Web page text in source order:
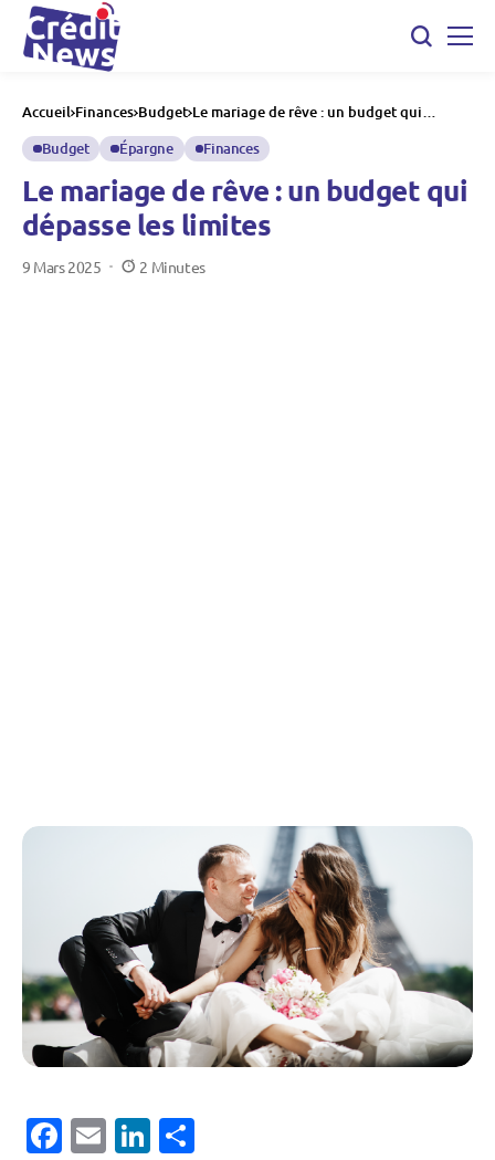
Accueil Finances Budget Le mariage de rêve : un budget qui
dépasse les limites
Budget
Épargne Finances
Le mariage de rêve : un budget qui
dépasse les limites
9 Mars 2025 2 Minutes
Facebook
EmailLinkedIn